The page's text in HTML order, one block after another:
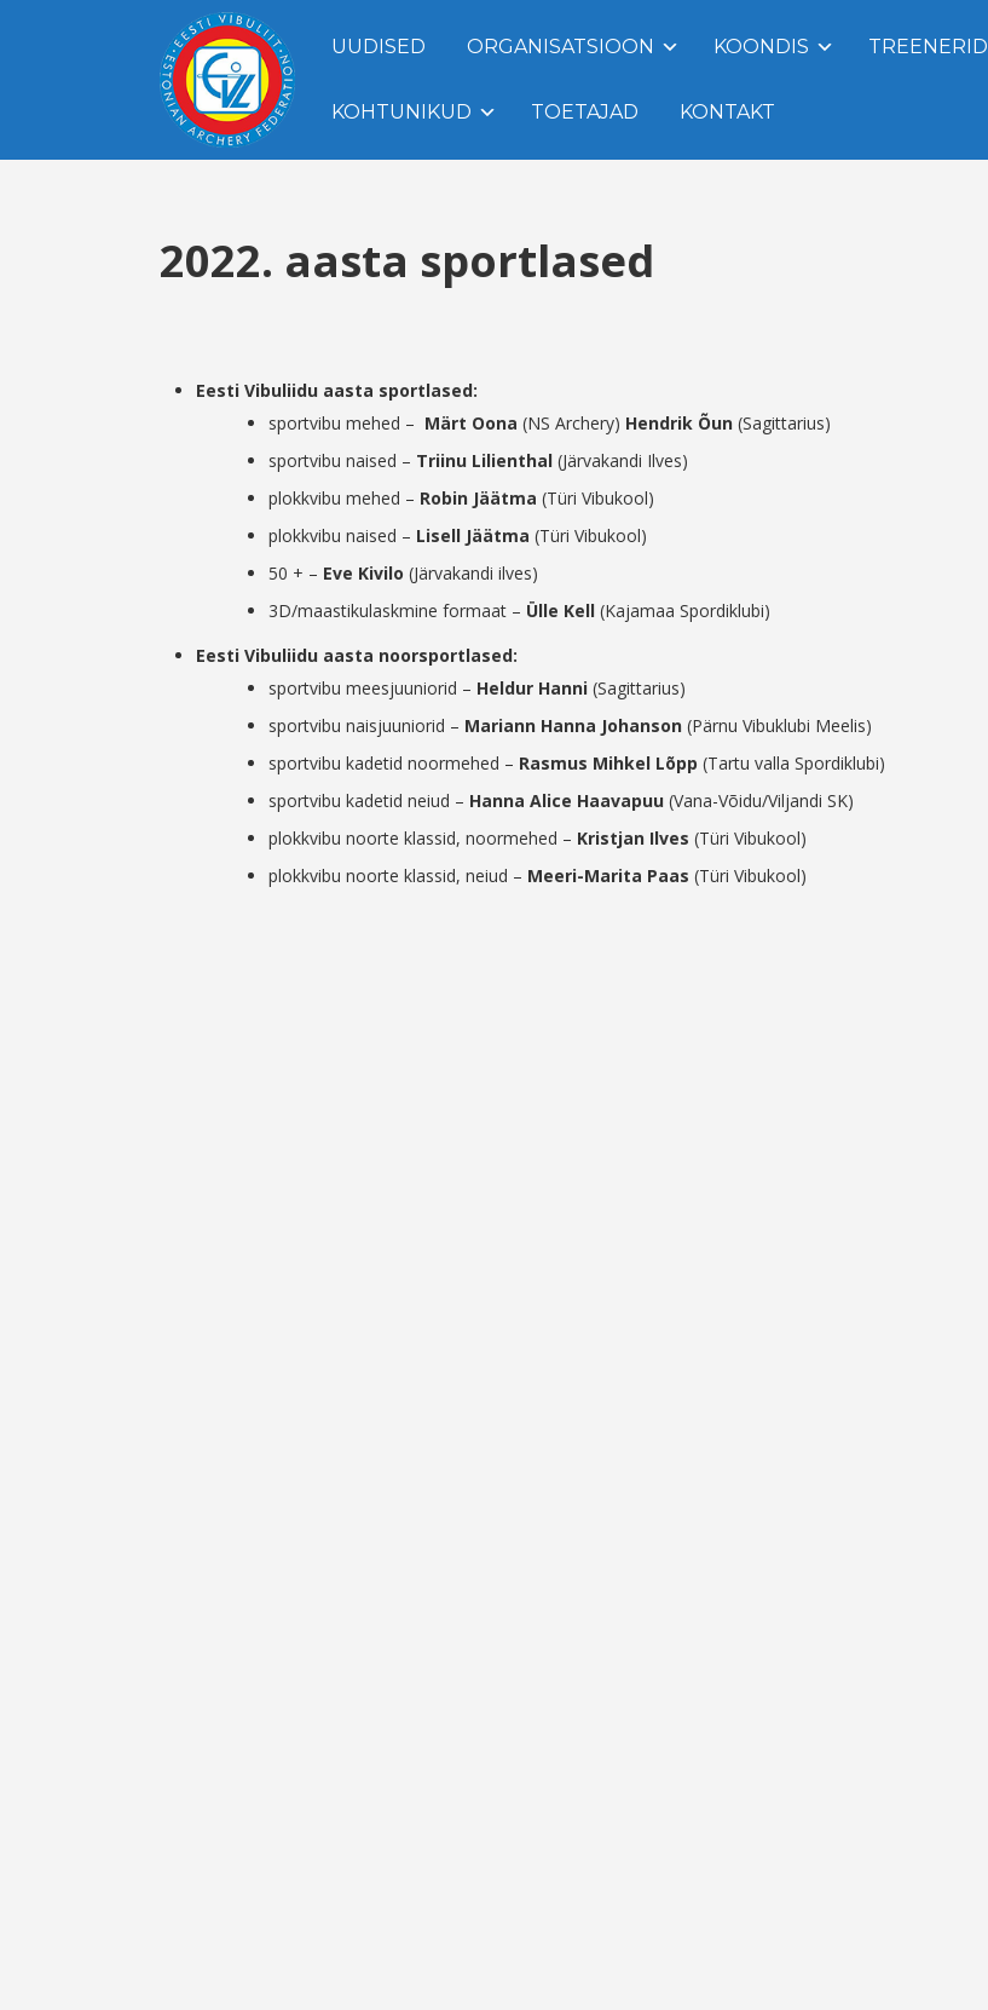
UUDISED ORGANISATSIOON KOONDIS TREENERID
KOHTUNIKUD TOETAJAD KONTAKT
2022. aasta sportlased
Eesti Vibuliidu aasta sportlased:
sportvibu mehed – Märt Oona (NS Archery) Hendrik Õun (Sagittarius)
sportvibu naised – Triinu Lilienthal (Järvakandi Ilves)
plokkvibu mehed – Robin Jäätma (Türi Vibukool)
plokkvibu naised – Lisell Jäätma (Türi Vibukool)
50 + – Eve Kivilo (Järvakandi ilves)
3D/maastikulaskmine formaat – Ülle Kell (Kajamaa Spordiklubi)
Eesti Vibuliidu aasta noorsportlased:
sportvibu meesjuuniorid – Heldur Hanni (Sagittarius)
sportvibu naisjuuniorid – Mariann Hanna Johanson (Pärnu Vibuklubi Meelis)
sportvibu kadetid noormehed – Rasmus Mihkel Lõpp (Tartu valla Spordiklubi)
sportvibu kadetid neiud – Hanna Alice Haavapuu (Vana-Võidu/Viljandi SK)
plokkvibu noorte klassid, noormehed – Kristjan Ilves (Türi Vibukool)
plokkvibu noorte klassid, neiud – Meeri-Marita Paas (Türi Vibukool)